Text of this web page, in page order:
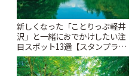
新しくなった「ことりっぷ軽井
沢」と一緒におでかけしたい注
目スポット13選【スタンプラリ
ー開催中】 | ことりっぷ